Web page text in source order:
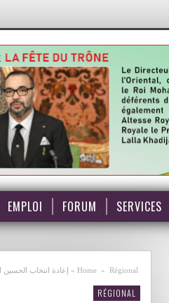
EMPLOI FORUM SERVICES
Home » Régional
» إعادة انتخاب الحسين
RÉGIONAL